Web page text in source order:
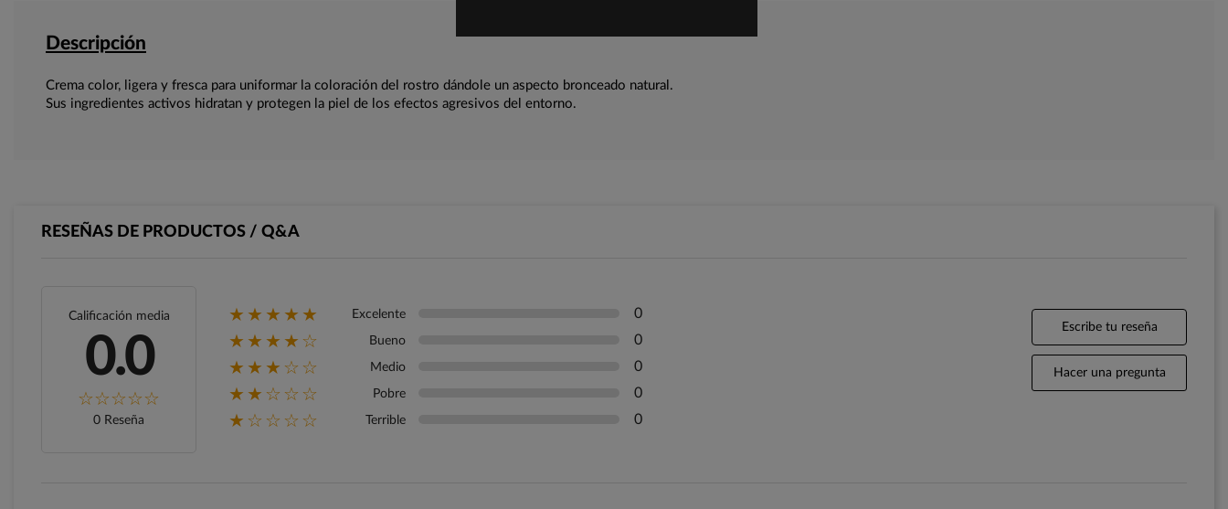
Descripción
Crema color, ligera y fresca para uniformar la coloración del rostro dándole un aspecto bronceado natural.
Sus ingredientes activos hidratan y protegen la piel de los efectos agresivos del entorno.
RESEÑAS DE PRODUCTOS / Q&A
Calificación media
0.0
0 Reseña
★★★★★ Excelente 0
★★★★☆ Bueno 0
★★★☆☆ Medio 0
★★☆☆☆ Pobre 0
★☆☆☆☆ Terrible 0
Escribe tu reseña
Hacer una pregunta